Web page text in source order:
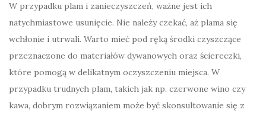
W przypadku plam i zanieczyszczeń, ważne jest ich
natychmiastowe usunięcie. Nie należy czekać, aż plama się
wchłonie i utrwali. Warto mieć pod ręką środki czyszczące
przeznaczone do materiałów dywanowych oraz ściereczki,
które pomogą w delikatnym oczyszczeniu miejsca. W
przypadku trudnych plam, takich jak np. czerwone wino czy
kawa, dobrym rozwiązaniem może być skonsultowanie się z